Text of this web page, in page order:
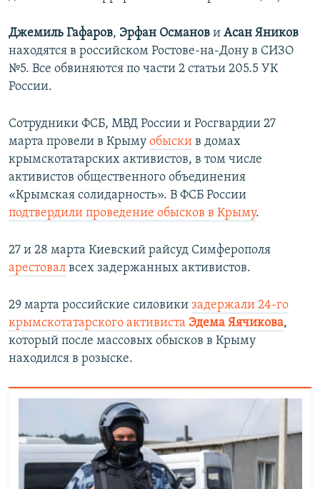
Джемиль Гафаров, Эрфан Османов и Асан Яников
находятся в российском Ростове-на-Дону в СИЗО
№5. Все обвиняются по части 2 статьи 205.5 УК
России.
Сотрудники ФСБ, МВД России и Росгвардии 27
марта провели в Крыму обыски в домах
крымскотатарских активистов, в том числе
активистов общественного объединения
«Крымская солидарность». В ФСБ России
подтвердили проведение обысков в Крыму.
27 и 28 марта Киевский райсуд Симферополя
арестовал всех задержанных активистов.
29 марта российские силовики задержали 24-го
крымскотатарского активиста Эдема Яячикова,
который после массовых обысков в Крыму
находился в розыске.